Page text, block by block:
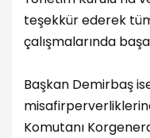
teşekkür ederek
çalışmalarında
Başkan Demirbaş
Komutanı